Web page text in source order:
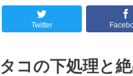
Twitter
タコの下処理と